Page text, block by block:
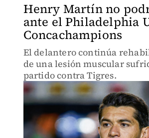
Henry Martín no
ante el Philadelphia
Concachampions
El delantero continúa
de una lesión muscular
partido contra Tigres.